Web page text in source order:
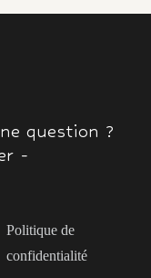
question ?
-
Politique de
confidentialité